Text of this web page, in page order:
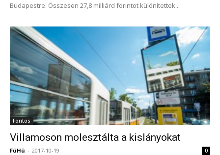
Budapestre. Összesen 27,8 milliárd forintot különítettek...
Fontos
Villamoson molesztálta a kislányokat
FüHü - 2017-10-19 0